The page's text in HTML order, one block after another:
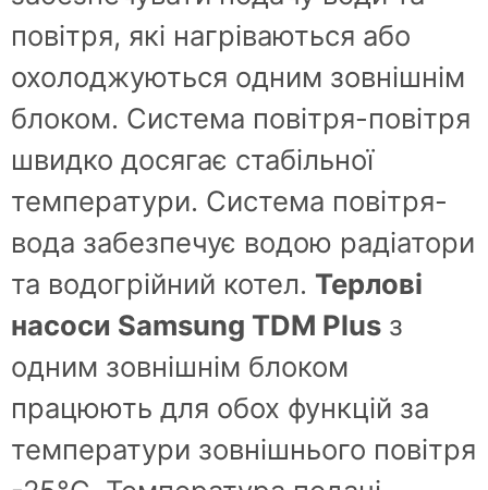
повітря, які нагріваються або
охолоджуються одним зовнішнім
блоком. Система повітря-повітря
швидко досягає стабільної
температури. Система повітря-
вода забезпечує водою радіатори
та водогрійний котел. Терлові
насоси Samsung TDM Plus з
одним зовнішнім блоком
працюють для обох функцій за
температури зовнішнього повітря